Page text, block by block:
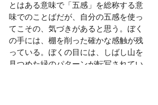
とはある意味で「五感」を総称する意
味でのことばだが、自分の五感を使っ
てこその、気づきがあると思う。ぼく
の手には、棚を削った確かな感触が残
っている。ぼくの目には、しばし山を
見つめた緑のパターンが転写されてい